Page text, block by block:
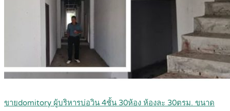
ขายdomitory ผู้บริหารบ่อวิน 4ชั้น 30ห้อง ห้องละ 30ตรม. ขนาด